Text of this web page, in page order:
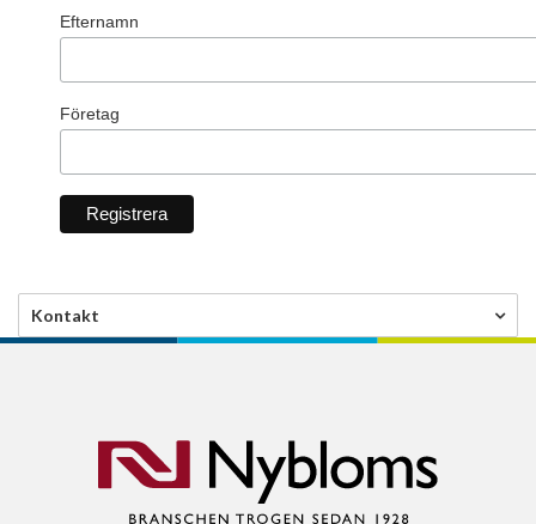
Efternamn
Företag
Kontakt